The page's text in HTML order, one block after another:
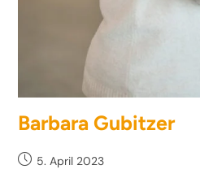
Barbara Gubitzer
5. April 2023